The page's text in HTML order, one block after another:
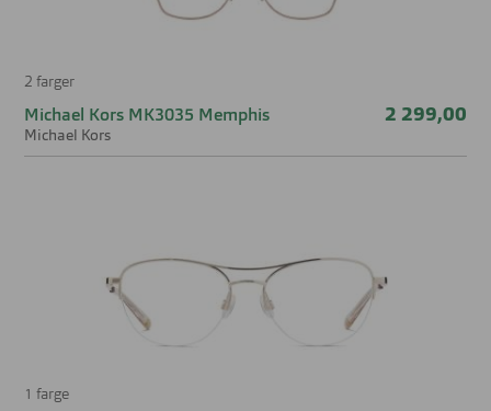
Brillens bredde
Bredde glass 50 mm
Høyde glass 46 mm
2 farger
Michael Kors MK3035 Memphis
Michael Kors
2 299,00
1 farge